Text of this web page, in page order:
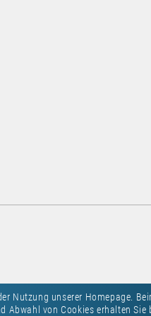
unserer Homepage.
von Cookies erhalten Sie